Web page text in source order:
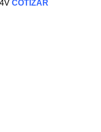
COTIZAR